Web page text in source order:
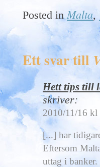
Posted in Malta,
Ett svar till
Hett tips till
skriver:
2010/11/16 kl
[...] har
Eftersom
uttag i